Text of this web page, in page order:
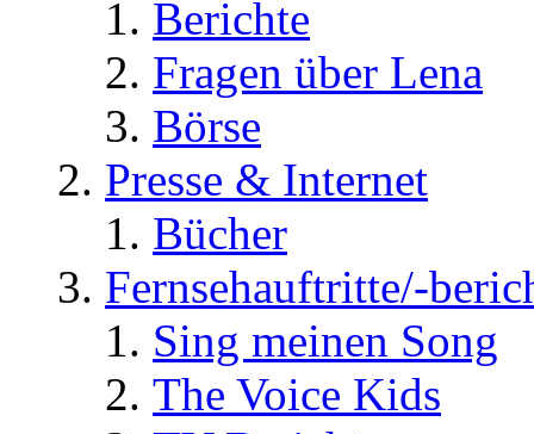
Berichte
Fragen über Lena
Börse
Presse & Internet
Bücher
Fernsehauftritte/-
Sing meinen Song
The Voice Kids